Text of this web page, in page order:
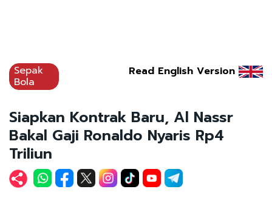
Sepak
Bola
Read English Version
Siapkan Kontrak Baru, Al Nassr
Bakal Gaji Ronaldo Nyaris Rp4
Triliun